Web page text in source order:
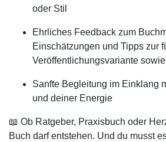
oder Stil
Ehrliches Feedback zum
Einschätzungen und Tipps zur
Veröffentlichungsvariante
Sanfte Begleitung im Einklang
und deiner Energie
📖 Ob Ratgeber, Praxisbuch oder
Buch darf entstehen. Und du musst